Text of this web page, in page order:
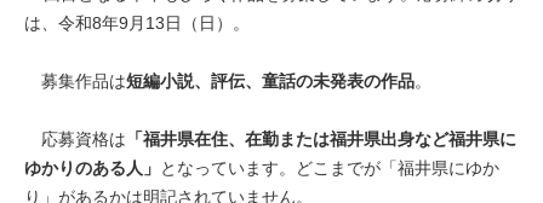
は、令和8年9月13日（日）。
募集作品は短編小説、評伝、童話の未発表の作品。
応募資格は 「福井県在住、在勤または福井県出身など福井県に
ゆかりのある人」 となっています。どこまでが「福井県にゆか
り」があるかは明記されていません。